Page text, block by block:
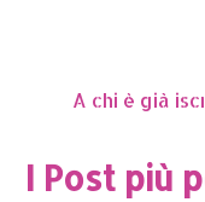
A chi è già
I Post più